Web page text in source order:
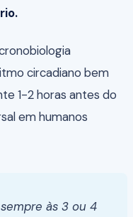
circadiano bem
1-2 horas antes do
em humanos
às 3 ou 4